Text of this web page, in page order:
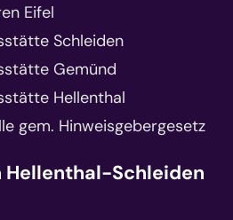
Eifel
Schleiden
Gemünd
Hellenthal
gem. Hinweisgebergesetz
Hellenthal-Schleiden